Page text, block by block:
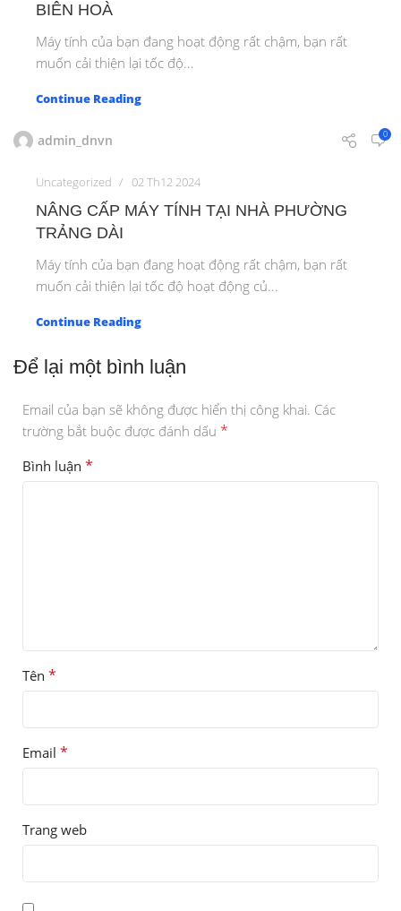
BIÊN HOÀ
Máy tính của bạn đang hoạt động rất chậm, bạn rất
muốn cải thiện lại tốc độ...
Continue Reading
admin_dnvn 0
Uncategorized 02 Th12 2024
NÂNG CẤP MÁY TÍNH TẠI NHÀ PHƯỜNG
TRẢNG DÀI
Máy tính của bạn đang hoạt động rất chậm, bạn rất
muốn cải thiện lại tốc độ hoạt động củ...
Continue Reading
Để lại một bình luận
Email của bạn sẽ không được hiển thị công khai. Các
trường bắt buộc được đánh dấu *
Bình luận *
Tên *
Email *
Trang web